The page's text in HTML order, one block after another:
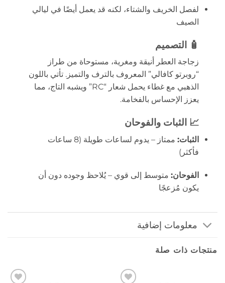
لفصل الخريف والشتاء، لكنه قد يعمل أيضًا في ليالي
الصيف
🧴 التصميم
زجاجة العطر أنيقة ومغرية، مستوحاة من طراز
“روبرتو كافالي” المعروف بالترف والتميز. تأتي باللون
الذهبي مع غطاء يحمل شعار “RC” ويشبه التاج، مما
يعزز الإحساس بالفخامة.
📈 الثبات والفوحان
الثبات:
ممتاز – يدوم لساعات طويلة (8 ساعات
فأكثر)
الفوحان:متوسط إلى قوي – يُلاحظ وجوده دون أن
يكون مُزعجًا
معلومات إضافية
منتجات ذات صلة